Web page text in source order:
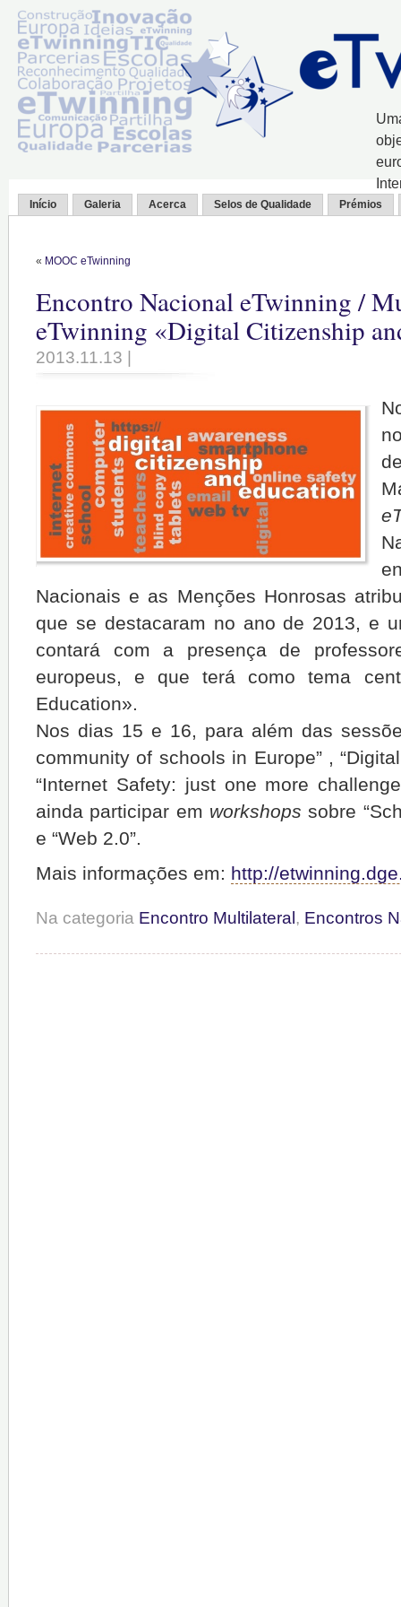
Início Galeria Acerca Selos de Qualidade Prémios
« MOOC eTwinning
Encontro Nacional eTwinning /
eTwinning «Digital Citizenship
2013.11.13 |
Nacionais e as Menções Honrosas
que se destacaram no ano de 2013, e
contará com a presença de
europeus, e que terá como tema
Education».
Nos dias 15 e 16, para além das
community of schools in Europe” ,
“Internet Safety: just one more
ainda participar em workshops sobre
e “Web 2.0”.
Mais informações em: http://
Na categoria Encontro Multilateral , Encontros